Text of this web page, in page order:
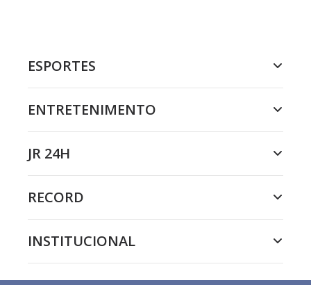
ESPORTES
ENTRETENIMENTO
JR 24H
RECORD
INSTITUCIONAL